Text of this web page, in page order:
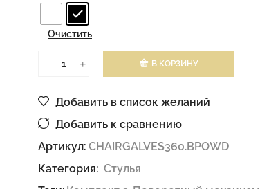
Очистить
В КОРЗИНУ
Добавить в список желаний
Добавить к сравнению
Артикул: CHAIRGALVES360.BPOWD
Категория: Стулья